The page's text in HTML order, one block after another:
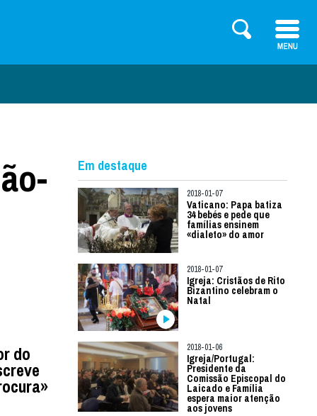
do
Em destaque
2018-01-07
Vaticano: Papa batiza
34 bebés e pede que
famílias ensinem
«dialeto» do amor
2018-01-07
Igreja: Cristãos de Rito
Bizantino celebram o
Natal
2018-01-06
Igreja/Portugal:
Presidente da
Comissão Episcopal do
Laicado e Família
espera maior atenção
aos jovens